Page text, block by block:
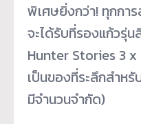
พิเศษยิ่งกว่า! ทุกกา
จะได้รับที่รองแก้วรุ่
Hunter Stories 3 x
เป็นของที่ระลึกสำห
มีจำนวนจำกัด)